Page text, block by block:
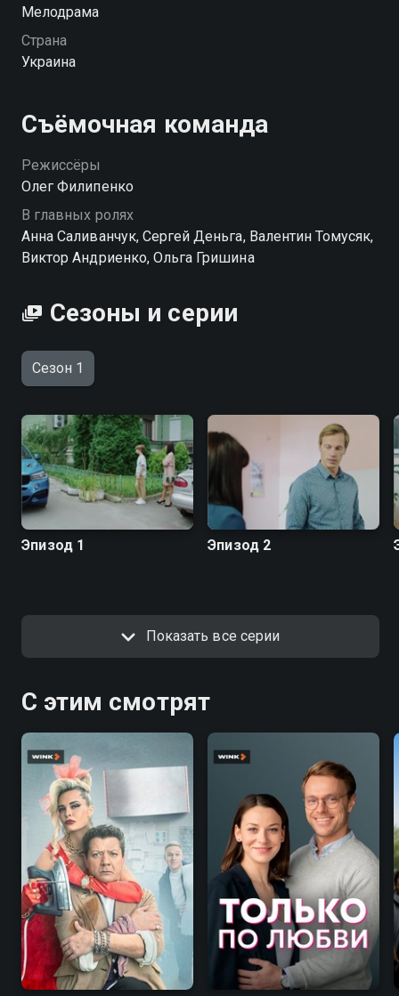
настоящие. Но невозможно начать новую жизнь не
попрощавшись с прошлым. Неожиданное
появление Виктора, отца ее сына, который хочет
вновь вернуть ее, не входило в планы Риты...
Посмотреть онлайн 1 сезон сериала Скажи только
слово вы можете совершенно бесплатно в
хорошем HD качестве на Смотрёшке
Мелодрама
Страна
Украина
Съёмочная команда
Режиссёры
Олег Филипенко
В главных ролях
Анна Саливанчук, Сергей Деньга, Валентин Томусяк,
Виктор Андриенко, Ольга Гришина
Сезоны и серии
Сезон 1
Эпизод 1 Эпизод 2
Показать все серии
С этим смотрят
7.6